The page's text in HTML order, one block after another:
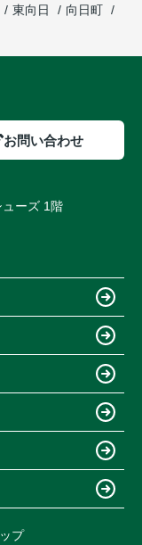
東向日
向日町
お問い合わせ
ーズ 1階
プ